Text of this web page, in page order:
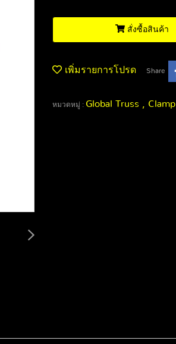
สั่งซื้อสินค้า
เพิ่มรายการโปรด Share
หมวดหมู่ : Global Truss , Clamp